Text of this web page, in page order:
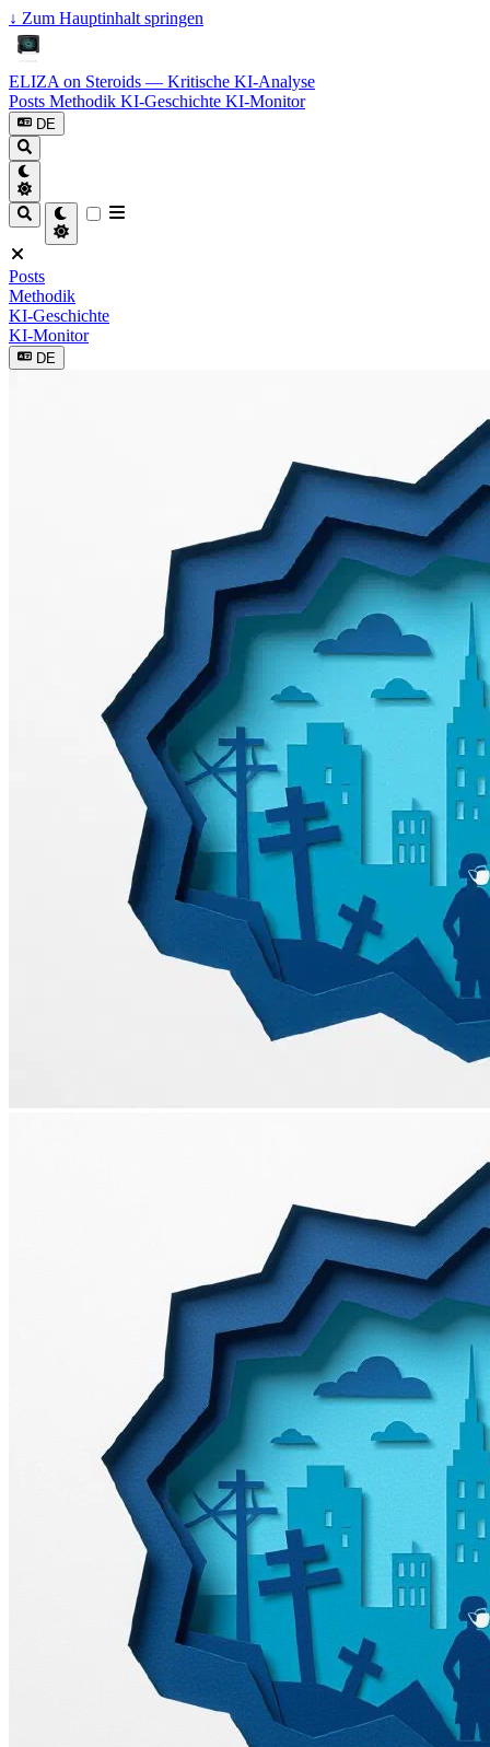
↓ Zum Hauptinhalt springen
ELIZA on Steroids — Kritische KI-Analyse
Posts Methodik KI-Geschichte KI-Monitor
DE
Posts
Methodik
KI-Geschichte
KI-Monitor
DE